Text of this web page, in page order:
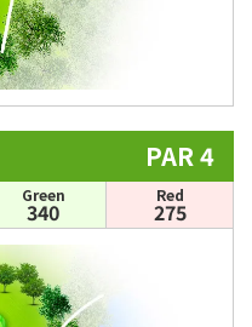
PAR 4
Green
340
Red
275